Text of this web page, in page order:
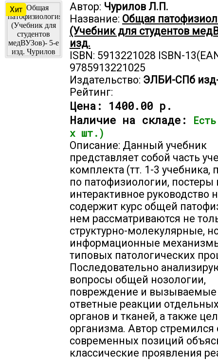
Хит Автор: Чурилов Л.П.
Название: Общая
(Учебник для студентов
изд.
ISBN: 5913221028 ISBN-
9785913221025
Издательство: ЭЛБИ-СПб
Рейтинг:
Цена: 1400.00 р.
Наличие на складе:
х шт.)
Описание: Данный учебник
представляет собой часть
комплекта (тт. 1-3 учебника,
по патофизиологии, постеры
интерактивное руководство
содержит курс общей
нем рассматриваются не
структурно-молекулярные,
информационные
типовых патологических
Последовательно
вопросы общей нозологии,
повреждение и
ответные реакции
органов и тканей, а также
организма. Автор стремился
современных позиций
классические проявления